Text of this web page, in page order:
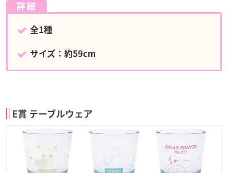
詳細
全1種
サイズ：約59cm
E賞 テーブルウェア